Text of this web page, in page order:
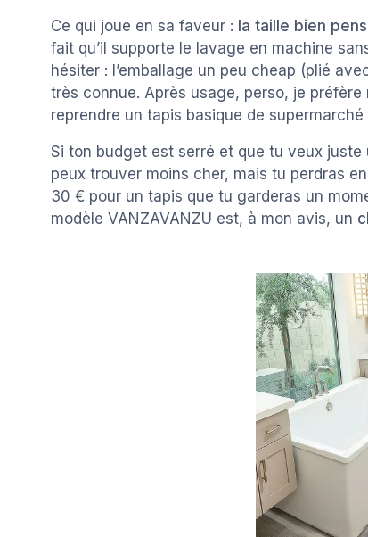
Ce qui joue en sa faveur : la taille bien
fait qu’il supporte le lavage en machine
hésiter : l’emballage un peu cheap (plié
très connue. Après usage, perso, je
reprendre un tapis basique de
Si ton budget est serré et que tu veux
peux trouver moins cher, mais tu perdras
30 € pour un tapis que tu garderas un
modèle VANZAVANZU est, à mon avis, un